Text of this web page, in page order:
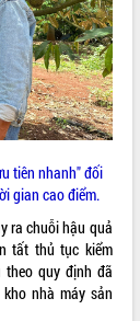
tiên nhanh" đối
gian cao điểm.
ra chuỗi hậu quả
tất thủ tục kiểm
theo quy định đã
nhà máy sản